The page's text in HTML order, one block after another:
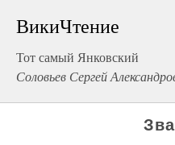
ВикиЧтение
Тот самый Янковский
Соловьев Сергей